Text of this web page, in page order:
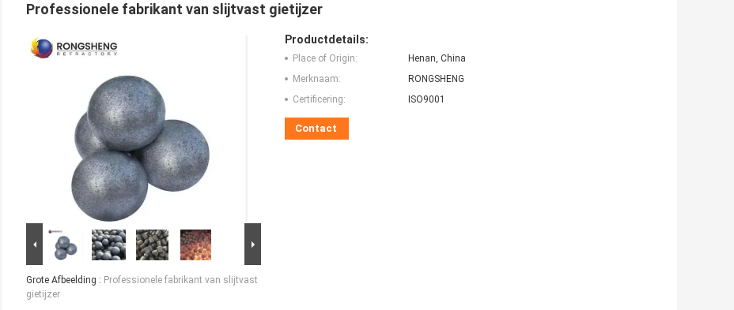
Professionele fabrikant van slijtvast gietijzer
Grote Afbeelding : Professionele fabrikant van slijtvast
gietijzer
Productdetails:
Place of Origin:
Henan, China
Merknaam:
RONGSHENG
Certificering:
ISO9001
Contact